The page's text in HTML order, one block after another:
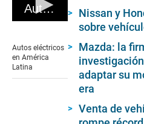
Autos eléctricos en América Latina
of
4
minutes,
Autos eléctricos
en América
Latina
Nissan y
sobre
Mazda: la
adaptar su
era
Venta de